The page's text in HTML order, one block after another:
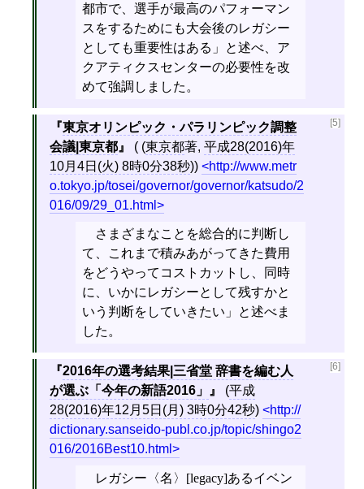
都市で、選手が最高のパフォーマン
スをするためにも大会後のレガシー
としても重要性はある」と述べ、ア
クアティクスセンターの必要性を改
めて強調しました。
[5]
東京オリンピック・パラリンピック調整
会議|東京都
( (東京都著, 平成28(2016)年
10月4日(火) 8時0分38秒))
http://www.metr
o.tokyo.jp/tosei/governor/governor/katsudo/2
016/09/29_01.html
さまざまなことを総合的に判断し
て、これまで積みあがってきた費用
をどうやってコストカットし、同時
に、いかにレガシーとして残すかと
いう判断をしていきたい」と述べま
した。
[6]
2016年の選考結果|三省堂 辞書を編む人
が選ぶ「今年の新語2016」
(平成
28(2016)年12月5日(月) 3時0分42秒)
http://
dictionary.sanseido-publ.co.jp/topic/shingo2
016/2016Best10.html
レガシー〈名〉[legacy]あるイベン